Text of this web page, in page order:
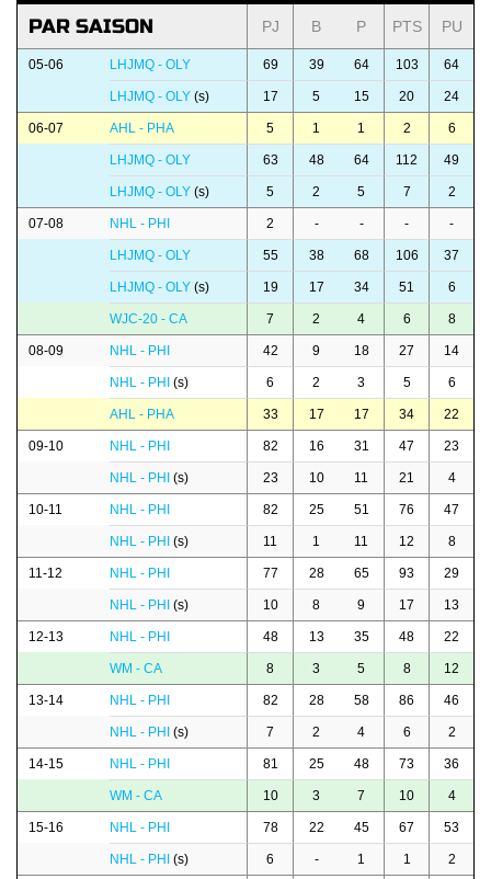
PAR SAISON PJ B P PTS PU
05-06 LHJMQ - OLY 69 39 64 103 64
LHJMQ - OLY (s) 17 5 15 20 24
06-07 AHL - PHA 5 1 1 2 6
LHJMQ - OLY 63 48 64 112 49
LHJMQ - OLY (s) 5 2 5 7 2
07-08 NHL - PHI 2 - - - -
LHJMQ - OLY 55 38 68 106 37
LHJMQ - OLY (s) 19 17 34 51 6
WJC-20 - CA 7 2 4 6 8
08-09 NHL - PHI 42 9 18 27 14
NHL - PHI (s) 6 2 3 5 6
AHL - PHA 33 17 17 34 22
09-10 NHL - PHI 82 16 31 47 23
NHL - PHI (s) 23 10 11 21 4
10-11 NHL - PHI 82 25 51 76 47
NHL - PHI (s) 11 1 11 12 8
11-12 NHL - PHI 77 28 65 93 29
NHL - PHI (s) 10 8 9 17 13
12-13 NHL - PHI 48 13 35 48 22
WM - CA 8 3 5 8 12
13-14 NHL - PHI 82 28 58 86 46
NHL - PHI (s) 7 2 4 6 2
14-15 NHL - PHI 81 25 48 73 36
WM - CA 10 3 7 10 4
15-16 NHL - PHI 78 22 45 67 53
NHL - PHI (s) 6 - 1 1 2